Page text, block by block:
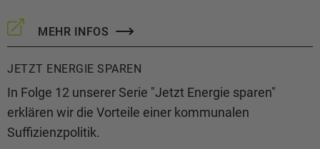
MEHR INFOS
JETZT ENERGIE SPAREN
In Folge 12 unserer Serie "Jetzt Energie sparen"
erklären wir die Vorteile einer kommunalen
Suffizienzpolitik.